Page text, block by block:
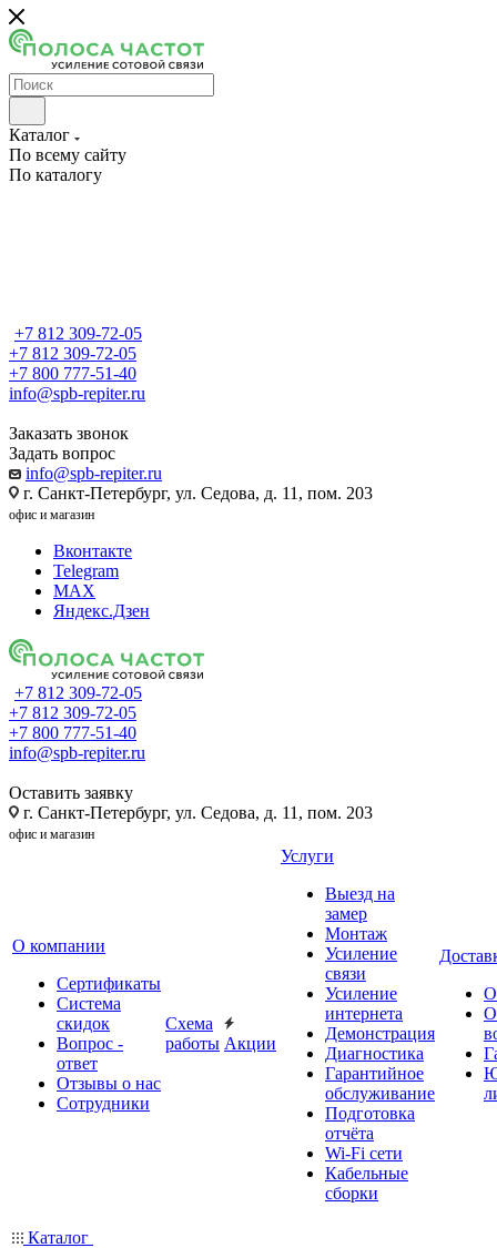
Каталог
По всему сайту
По каталогу
+7 812 309-72-05
+7 812 309-72-05
+7 800 777-51-40
info@spb-repiter.ru
Заказать звонок
Задать вопрос
info@spb-repiter.ru
г. Санкт-Петербург, ул. Седова, д. 11, пом. 203
офис и магазин
Вконтакте
Telegram
MAX
Яндекс.Дзен
+7 812 309-72-05
+7 812 309-72-05
+7 800 777-51-40
info@spb-repiter.ru
Оставить заявку
г. Санкт-Петербург, ул. Седова, д. 11, пом. 203
офис и магазин
О компании
Сертификаты
Система
скидок
Вопрос -
ответ
Отзывы о нас
Сотрудники
Схема
работы Акции
Услуги
Выезд на
замер
Монтаж
Усиление
связи
Усиление
интернета
Демонстрация
Диагностика
Гарантийное
обслуживание
Подготовка
отчёта
Wi-Fi сети
Кабельные
сборки
Каталог